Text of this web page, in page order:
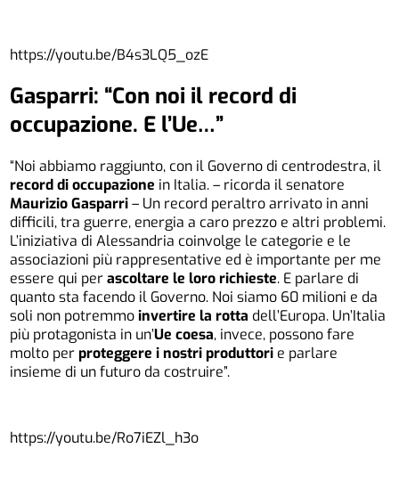
https://youtu.be/B4s3LQ5_ozE
Gasparri: “Con noi il record di
occupazione. E l’Ue…”
“Noi abbiamo raggiunto, con il Governo di centrodestra, il
record di occupazione in Italia. – ricorda il senatore
Maurizio Gasparri– Un record peraltro arrivato in anni
difficili, tra guerre, energia a caro prezzo e altri problemi.
L’iniziativa di Alessandria coinvolge le categorie e le
associazioni più rappresentative ed è importante per me
essere qui perascoltare le loro richieste. E parlare di
quanto sta facendo il Governo. Noi siamo 60 milioni e da
soli non potremmoinvertire la rotta dell’Europa. Un’Italia
più protagonista in un’Ue coesa, invece, possono fare
molto perproteggere i nostri produttori e parlare
insieme di un futuro da costruire”.
https://youtu.be/Ro7iEZl_h3o